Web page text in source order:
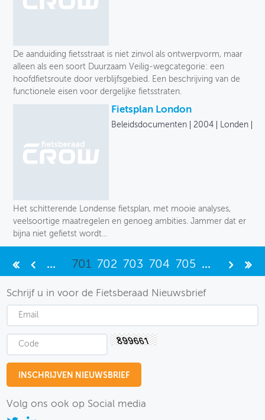
Schrijf u in voor de Fietsberaad Nieuwsbrief
Volg ons ook op Social media
De aanduiding fietsstraat is niet zinvol als ontwerpvorm, maar
alleen als een soort Duurzaam Veilig-wegcategorie: een
hoofdfietsroute door verblijfsgebied. Een beschrijving van de
functionele eisen voor dergelijke fietsstraten.
Fietsplan London
Beleidsdocumenten 2004 Londen
Het schitterende Londense fietsplan, met mooie analyses,
veelsoortige maatregelen en genoeg ambities. Jammer dat er
bijna niet gefietst wordt...
... 701 702 703 704 705 ...